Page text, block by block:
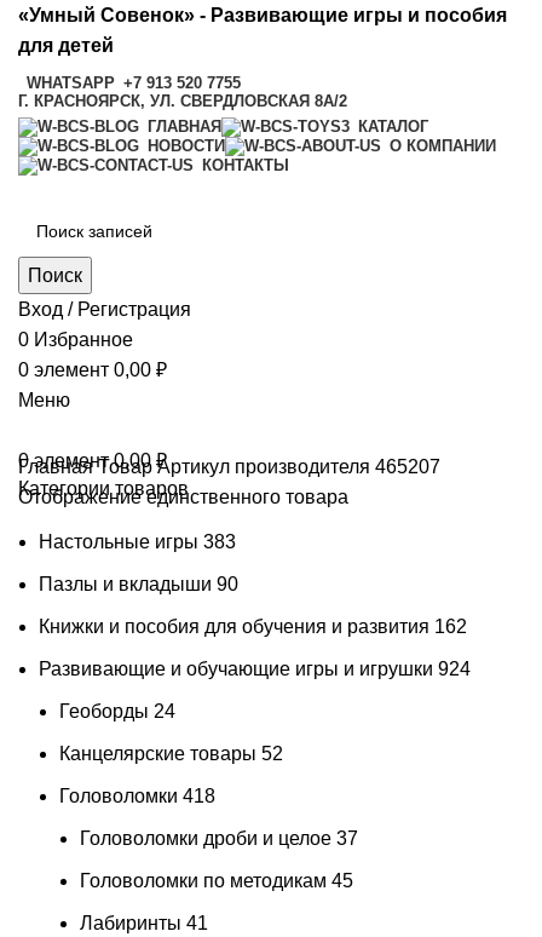
«Умный Совенок» - Развивающие игры и пособия
для детей
WHATSAPP +7 913 520 7755
Г. КРАСНОЯРСК, УЛ. СВЕРДЛОВСКАЯ 8А/2
ГЛАВНАЯ
КАТАЛОГ
НОВОСТИ
О КОМПАНИИ
КОНТАКТЫ
Поиск
Вход / Регистрация
0 Избранное
0 элемент 0,00 ₽
Меню
0элемент 0,00 ₽
ГлавнаяТовар Артикул производителя 465207
Отображение единственного товара
Категории товаров
Настольные игры 383
Пазлы и вкладыши 90
Книжки и пособия для обучения и развития 162
Развивающие и обучающие игры и игрушки 924
Геоборды 24
Канцелярские товары 52
Головоломки 418
Головоломки дроби и целое 37
Головоломки по методикам 45
Лабиринты 41